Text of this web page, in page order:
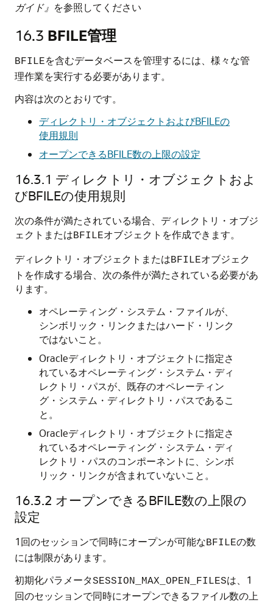
ガイド』 を参照してください
16.3 BFILE管理
BFILEを含むデータベースを管理するには、様々な管
理作業を実行する必要があります。
内容は次のとおりです。
ディレクトリ・オブジェクトおよびBFILEの
使用規則
オープンできるBFILE数の上限の設定
16.3.1 ディレクトリ・オブジェクトおよ
びBFILEの使用規則
次の条件が満たされている場合、ディレクトリ・オブジ
ェクトまたはBFILEオブジェクトを作成できます。
ディレクトリ・オブジェクトまたはBFILEオブジェク
トを作成する場合、次の条件が満たされている必要があ
ります。
オペレーティング・システム・ファイルが、
シンボリック・リンクまたはハード・リンク
ではないこと。
Oracleディレクトリ・オブジェクトに指定さ
れているオペレーティング・システム・ディ
レクトリ・パスが、既存のオペレーティン
グ・システム・ディレクトリ・パスであるこ
と。
Oracleディレクトリ・オブジェクトに指定さ
れているオペレーティング・システム・ディ
レクトリ・パスのコンポーネントに、シンボ
リック・リンクが含まれていないこと。
16.3.2 オープンできるBFILE数の上限の
設定
1回のセッションで同時にオープンが可能なBFILEの数
には制限があります。
初期化パラメータSESSION_MAX_OPEN_FILESは、1
回のセッションで同時にオープンできるファイル数の上